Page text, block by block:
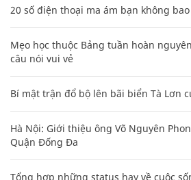
20 số điện thoại ma ám bạn không
Mẹo học thuộc Bảng tuần hoàn
câu nói vui vẻ
Bí mật trận đổ bộ lên bãi biển Tà Lơn
Hà Nội: Giới thiệu ông Võ Nguyên
Quận Đống Đa
Tổng hợp những status hay về cuộc